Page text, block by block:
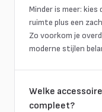
Minder is meer:
ruimte plus een
Zo voorkom je
moderne stijlen
Welke
compleet?